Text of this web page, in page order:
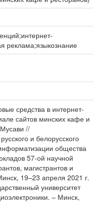
реклама;языкознание
средства в интернет-
сайтов минских кафе и
//
и белорусского
общества
57-ой научной
магистрантов и
19–23 апреля 2021 г.
университет
– Минск,